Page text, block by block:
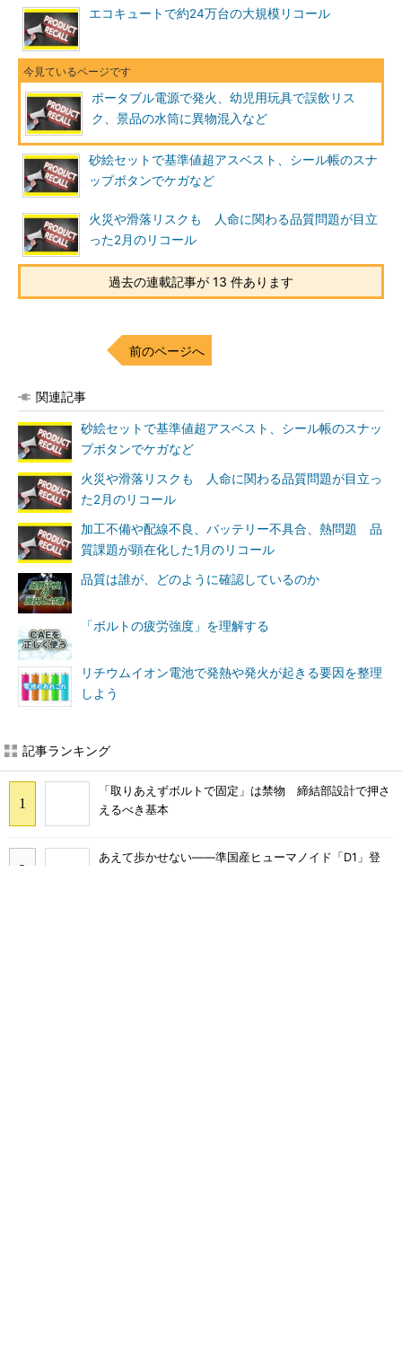
エコキュートで約24万台の大規模リコール
ポータブル電源で発火、幼児用玩具で誤飲リス
ク、景品の水筒に異物混入など
砂絵セットで基準値超アスベスト、シール帳のスナ
ップボタンでケガなど
火災や滑落リスクも 人命に関わる品質問題が目立
った2月のリコール
過去の連載記事が 13 件あります
前のページへ
関連記事
砂絵セットで基準値超アスベスト、シール帳のスナッ
プボタンでケガなど
火災や滑落リスクも 人命に関わる品質問題が目立っ
た2月のリコール
加工不備や配線不良、バッテリー不具合、熱問題 品
質課題が顕在化した1月のリコール
品質は誰が、どのように確認しているのか
「ボルトの疲労強度」を理解する
リチウムイオン電池で発熱や発火が起きる要因を整理
しよう
記事ランキング
「取りあえずボルトで固定」は禁物 締結部設計で押さ
えるべき基本
あえて歩かせない――準国産ヒューマノイド「D1」登